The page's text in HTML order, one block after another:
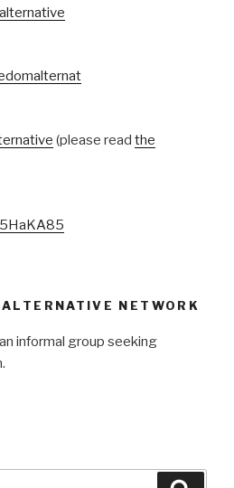
(please read the
NETWORK
informal group seeking